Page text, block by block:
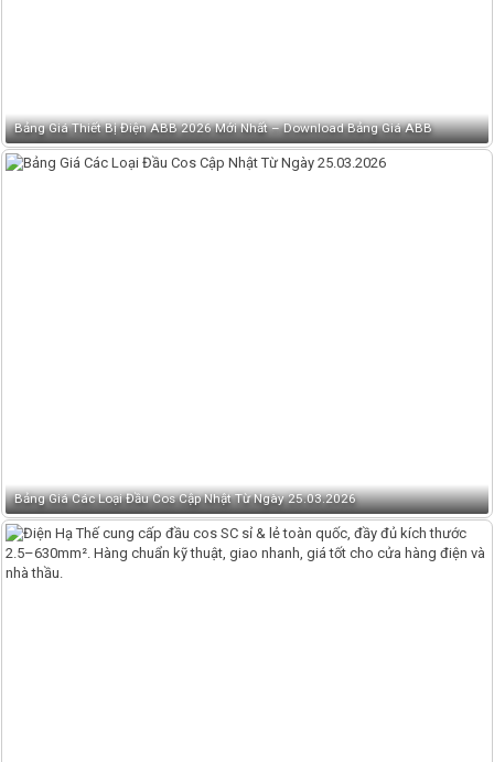
Bảng Giá Thiết Bị Điện ABB 2026 Mới Nhất – Download Bảng Giá ABB
Bảng Giá Các Loại Đầu Cos Cập Nhật Từ Ngày 25.03.2026